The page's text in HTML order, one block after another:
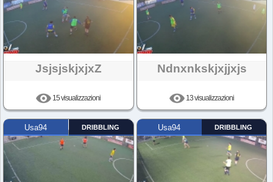
JsjsjskjxjxZ
15 visualizzazioni
Ndnxnkskjxjjxjs
13 visualizzazioni
Usa94 DRIBBLING Usa94 DRIBBLING